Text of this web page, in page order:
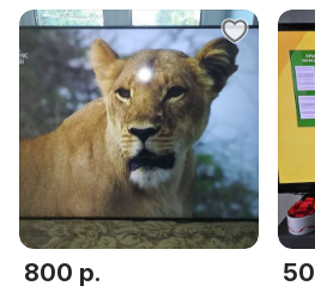
800 р.